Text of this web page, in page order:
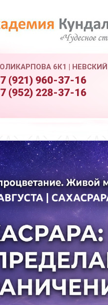
6К1 | НЕВСКИЙ
(921) 960-37-16
(952) 228-37-16